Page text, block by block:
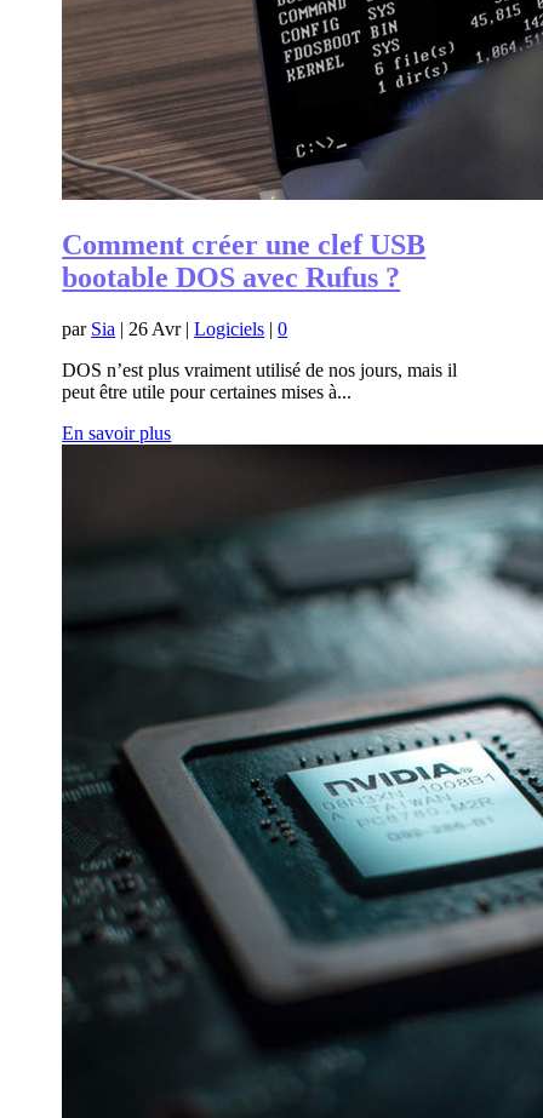
Comment créer une clef USB
bootable DOS avec Rufus ?
par Sia | 26 Avr|Logiciels |0
DOS n’est plus vraiment utilisé de nos jours, mais il
peut être utile pour certaines mises à...
En savoir plus